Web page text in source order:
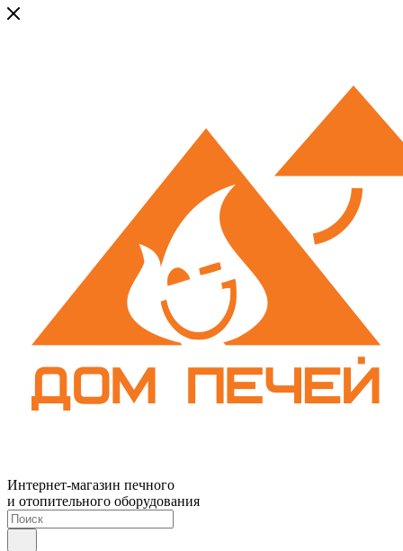
Интернет-магазин печного
и отопительного оборудования